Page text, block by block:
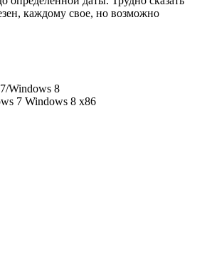
каждому свое, но возможно
Windows 8
7 Windows 8 x86